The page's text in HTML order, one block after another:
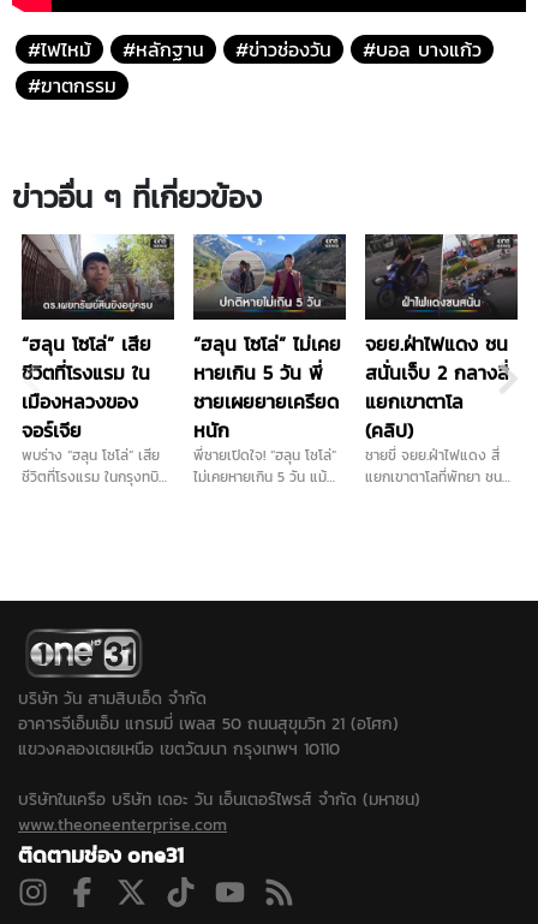
#ไฟไหม้ #หลักฐาน #ข่าวช่องวัน
#บอล บางแก้ว
#ฆาตกรรม
ข่าวอื่น ๆ ที่เกี่ยวข้อง
“ฮลุน โซโล่” เสีย
ชีวิตที่โรงแรม ใน
เมืองหลวงของ
จอร์เจีย
พบร่าง “ฮลุน โซโล่” เสีย
ชีวิตที่โรงแรม ในกรุงทบิลิ
“ฮลุน โซโล่” ไม่เคย
หายเกิน 5 วัน พี่
ชายเผยยายเครียด
หนัก
พี่ชายเปิดใจ! “ฮลุน โซโล่”
ไม่เคยหายเกิน 5 วัน แม้
ตามหา หลังยังไร้ร่องรอย...
จยย.ฝ่าไฟแดง ชน
สนั่นเจ็บ 2 กลางสี่
แยกเขาตาโล
(คลิป)
ชายขี่ จยย.ฝ่าไฟแดง สี่
แยกเขาตาโลที่พัทยา ชน
บริษัท วัน สามสิบเอ็ด จำกัด
อาคารจีเอ็มเอ็ม แกรมมี่ เพลส 50 ถนนสุขุมวิท 21 (อโศก)
แขวงคลองเตยเหนือ เขตวัฒนา กรุงเทพฯ 10110
บริษัทในเครือ บริษัท เดอะ วัน เอ็นเตอร์ไพรส์ จำกัด (มหาชน)
www.theoneenterprise.com
ติดตามช่อง one31